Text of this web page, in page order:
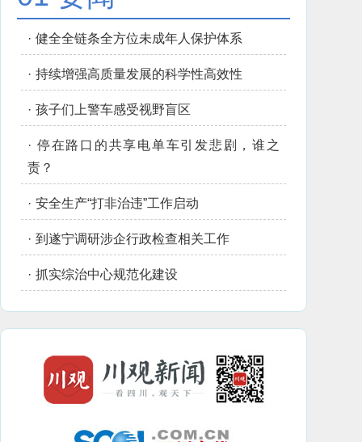
· 健全全链条全方位未成年人保护体系
· 持续增强高质量发展的科学性高效性
· 孩子们上警车感受视野盲区
· 停在路口的共享电单车引发悲剧，谁之
责？
· 安全生产“打非治违”工作启动
· 到遂宁调研涉企行政检查相关工作
· 抓实综治中心规范化建设